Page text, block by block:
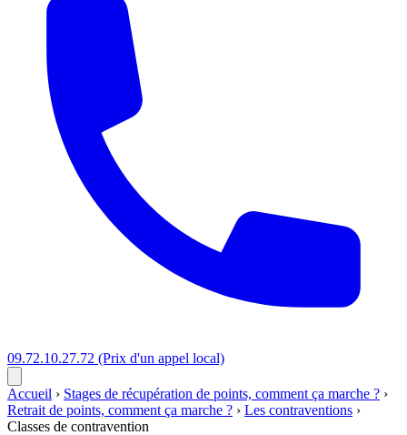
09.72.10.27.72 (Prix d'un appel local)
Accueil › Stages de récupération de points, comment ça marche ? ›
Retrait de points, comment ça marche ? › Les contraventions ›
Classes de contravention